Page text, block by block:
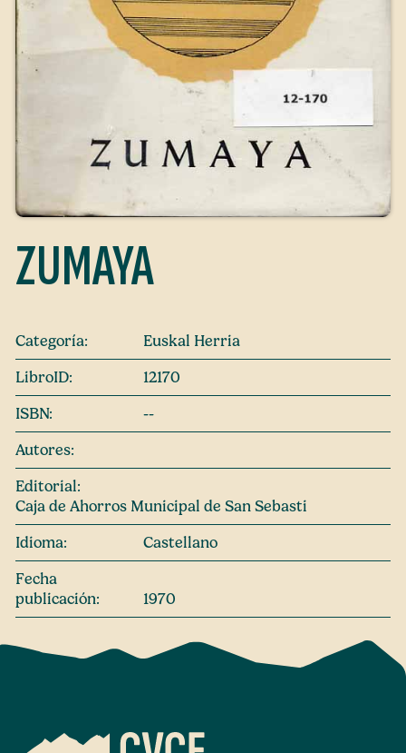
ZUMAYA
Categoría:
Euskal Herria
LibroID:
12170
ISBN:
--
Autores:
Editorial:
Caja de Ahorros Municipal de San Sebasti
Idioma:
Castellano
Fecha
publicación:
1970